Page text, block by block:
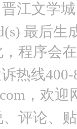
江文学
最后
，程序会
热线
，欢
评论、